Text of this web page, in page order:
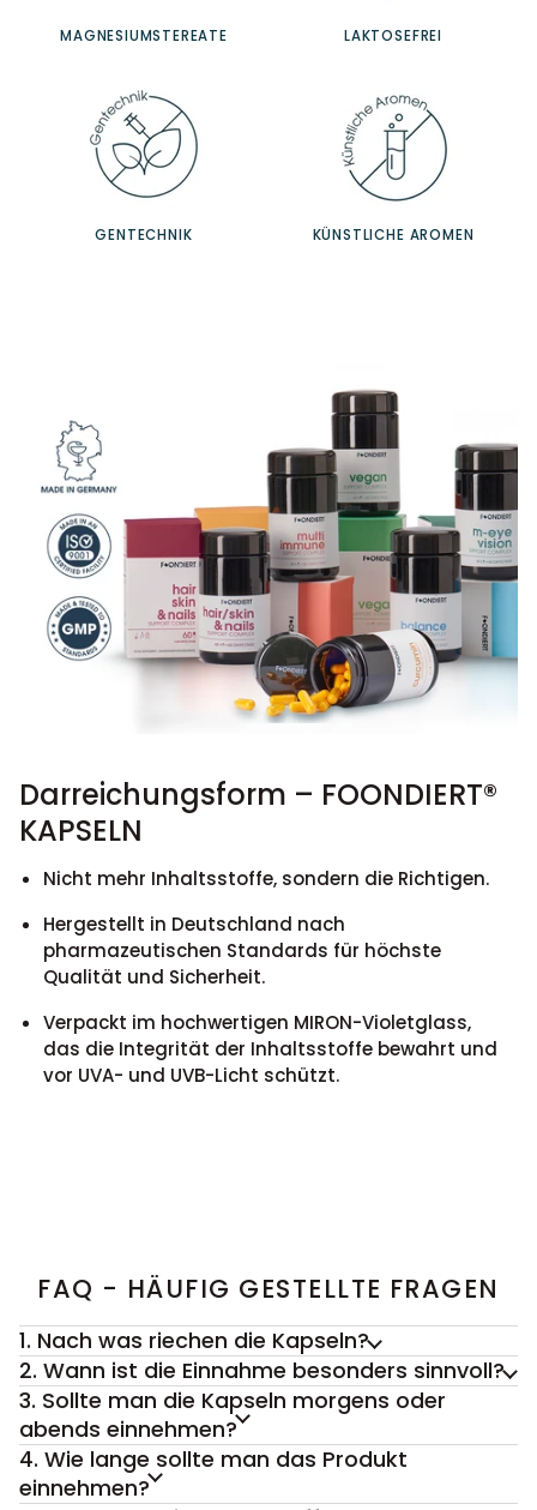
MAGNESIUMSTEREATE LAKTOSEFREI
GENTECHNIK KÜNSTLICHE AROMEN
Darreichungsform – FOONDIERT®
KAPSELN
Nicht mehr Inhaltsstoffe, sondern die Richtigen.
Hergestellt in Deutschland nach
pharmazeutischen Standards für höchste
Qualität und Sicherheit.
Verpackt im hochwertigen MIRON-Violetglass,
das die Integrität der Inhaltsstoffe bewahrt und
vor UVA- und UVB-Licht schützt.
FAQ - HÄUFIG GESTELLTE FRAGEN
1. Nach was riechen die Kapseln?
2. Wann ist die Einnahme besonders sinnvoll?
3. Sollte man die Kapseln morgens oder
abends einnehmen?
4. Wie lange sollte man das Produkt
einnehmen?